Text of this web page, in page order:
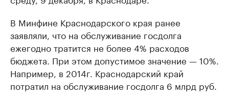
В Минфине Краснодарского края ранее
заявляли, что на обслуживание госдолга
ежегодно тратится не более 4% расходов
бюджета. При этом допустимое значение — 10%.
Например, в 2014г. Краснодарский край
потратил на обслуживание госдолга 6 млрд руб.